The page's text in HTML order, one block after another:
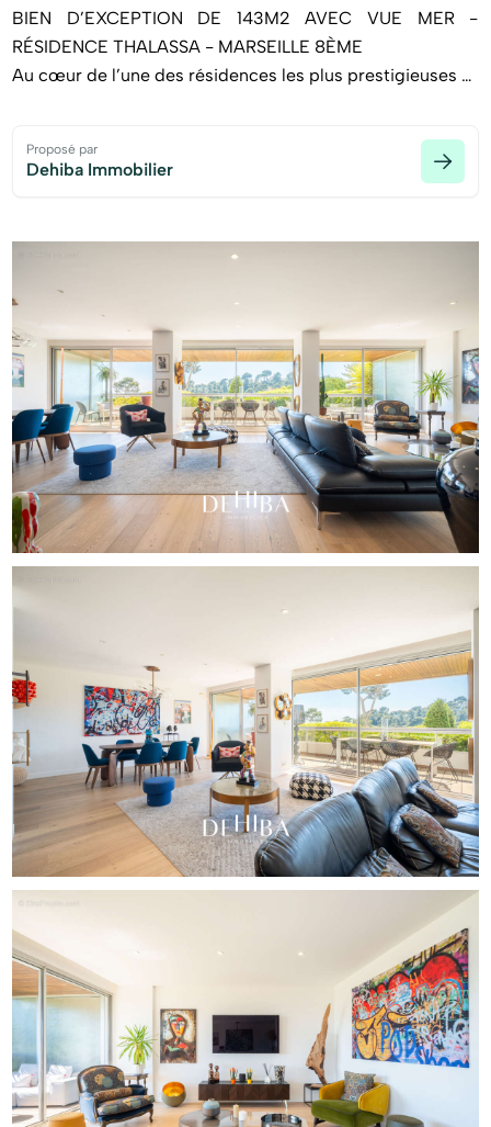
BIEN D’EXCEPTION DE 143M2 AVEC VUE MER -
RÉSIDENCE THALASSA - MARSEILLE 8ÈME
Au cœur de l’une des résidences les plus prestigieuses et
Thalassa.
Cet appartement traversant de 143m2, entièrement
cadre de vie unique alliant luxe, confort et sérénité
Dès l’entrée, vous serez séduit par les volumes et la
luminosité. Vous découvrirez un espace de vie
exceptionnel de près de 70m2, comprenant un vaste
séjour, salon et une cuisine ouverte entièrement neuve,
moderne et équipée avec électroménager SMEG neuf.
L’espace nuit propose :
Une suite parentale remarquable d’environ 35m2, avec
dressing, salle d’eau contemporaine et balcon
Une seconde chambre avec sa propre salle d’eau et accès
au balcon également
Une troisième salle d’eau indépendante
À noter : à l’origine, l’appartement était configuré en
quatre chambres, offrant la possibilité de repenser les
espaces selon vos besoins.
À l’extérieur, une superbe terrasse de près de 30m2 vous
permettra de profiter d’une belle vue mer et d’un
environnement verdoyant, au calme absolu et sans vis-à-
vis.
Menuiseries de qualité
Volets roulants électriques intégrés
Chauffage et climatisation gainable collectifs
La résidence Thalassa offre un niveau de standing
exceptionnel avec :
Proposé par
Dehiba Immobilier